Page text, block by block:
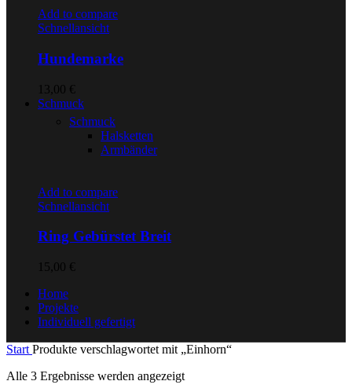
Add to compare
Schnellansicht
Hundemarke
13,00 €
Schmuck
Schmuck
Halsketten
Armbänder
Add to compare
Schnellansicht
Ring Gebürstet Breit
15,00 €
Home
Projekte
Individuell gefertigt
Start Produkte verschlagwortet mit „Einhorn“
Alle 3 Ergebnisse werden angezeigt